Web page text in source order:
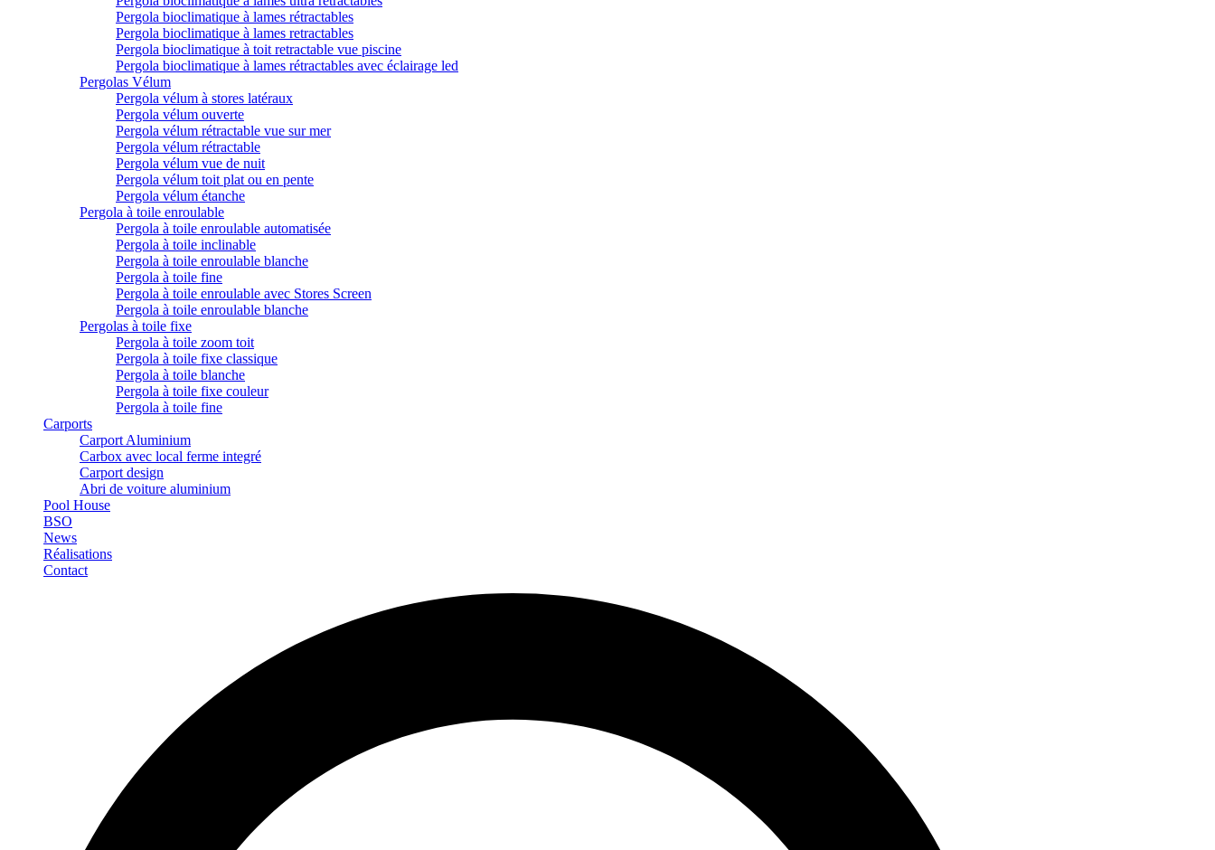
Pergola bioclimatique à lames rétractables
Pergola bioclimatique à lames retractables
Pergola bioclimatique à toit retractable vue piscine
Pergola bioclimatique à lames rétractables avec éclairage led
Pergolas Vélum
Pergola vélum à stores latéraux
Pergola vélum ouverte
Pergola vélum rétractable vue sur mer
Pergola vélum rétractable
Pergola vélum vue de nuit
Pergola vélum toit plat ou en pente
Pergola vélum étanche
Pergola à toile enroulable
Pergola à toile enroulable automatisée
Pergola à toile inclinable
Pergola à toile enroulable blanche
Pergola à toile fine
Pergola à toile enroulable avec Stores Screen
Pergola à toile enroulable blanche
Pergolas à toile fixe
Pergola à toile zoom toit
Pergola à toile fixe classique
Pergola à toile blanche
Pergola à toile fixe couleur
Pergola à toile fine
Carports
Carport Aluminium
Carbox avec local ferme integré
Carport design
Abri de voiture aluminium
Pool House
BSO
News
Réalisations
Contact